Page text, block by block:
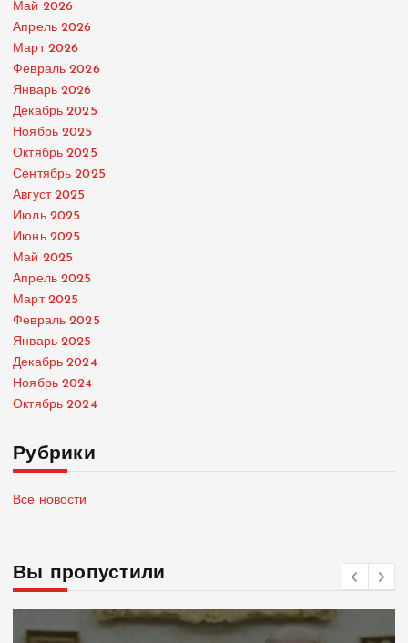
Май 2026
Апрель 2026
Март 2026
Февраль 2026
Январь 2026
Декабрь 2025
Ноябрь 2025
Октябрь 2025
Сентябрь 2025
Август 2025
Июль 2025
Июнь 2025
Май 2025
Апрель 2025
Март 2025
Февраль 2025
Январь 2025
Декабрь 2024
Ноябрь 2024
Октябрь 2024
Рубрики
Все новости
Вы пропустили